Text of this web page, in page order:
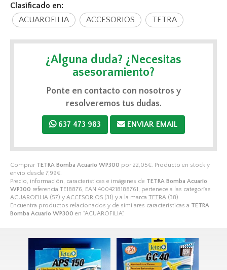
Comprar TETRA Bomba Acuario WP300 por 22,05€ . Producto en stock y
envío desde 7,99€
Precio, información, características e imágenes de TETRA Bomba Acuario
WP300 referencia TE18876, EAN 4004218188761, pertenece a las categorías
ACUAROFILIA (57) y ACCESORIOS (31) y a la marca TETRA (38).
Encuentra productos relacionados y de similares características a TETRA
Bomba Acuario WP300 en "ACUAROFILIA".
Clasificado en:
ACUAROFILIA
ACCESORIOS TETRA
¿Alguna duda? ¿Necesitas
asesoramiento?
Ponte en contacto con nosotros y
resolveremos tus dudas.
637 473 983 ENVIAR EMAIL